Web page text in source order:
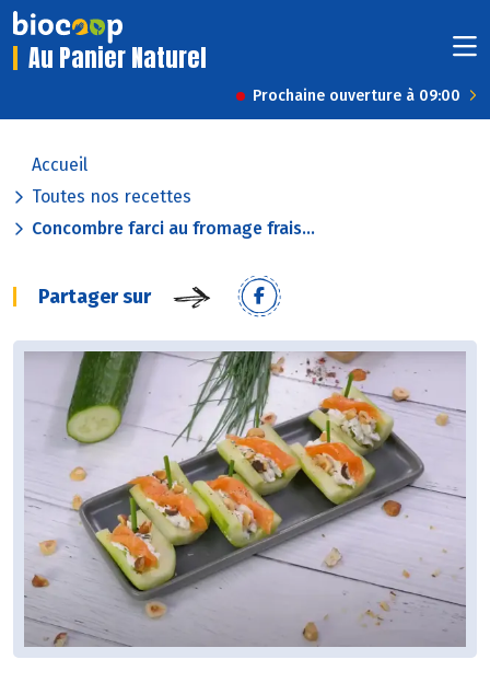
Au Panier Naturel
Prochaine ouverture à 09:00
Accueil
Toutes nos recettes
Concombre farci au fromage frais...
Partager sur